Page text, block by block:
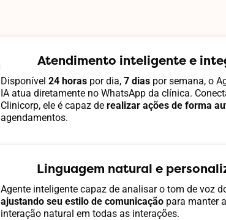
Atendimento inteligente e
Disponível 24 horaspor dia, 7 diaspor semana, o
IA atua diretamente no WhatsApp da clínica.
Clinicorp, ele é capaz derealizar ações de forma
agendamentos.
Linguagem natural e
Agente inteligente capaz de analisar o tom de voz
ajustando seu estilo de comunicaçãopara manter
interação natural em todas as interações.